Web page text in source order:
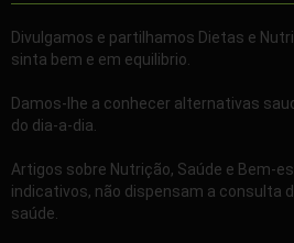
Divulgamos e partilhamos Dietas e
sinta bem e em equilibrio.
Damos-lhe a conhecer alternativas
do dia-a-dia.
Artigos sobre Nutrição, Saúde e Bem-
indicativos, não dispensam a consulta
saúde.